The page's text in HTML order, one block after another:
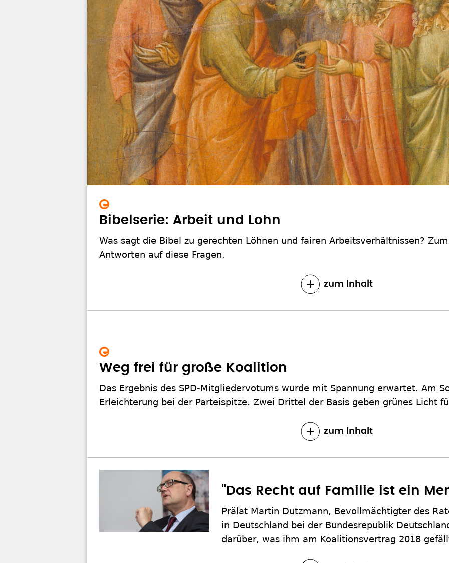
Bibelserie: Arbeit und Lohn
Was sagt die Bibel zu gerechten Löhnen und fairen Arbeitsverhältnissen?
Antworten auf diese Fragen.
zum Inhalt
Weg frei für große Koalition
Das Ergebnis des SPD-Mitgliedervotums wurde mit Spannung erwartet. Am
Erleichterung bei der Parteispitze. Zwei Drittel der Basis geben grünes Licht
zum Inhalt
"Das Recht auf Familie ist ein
Prälat Martin Dutzmann, Bevollmächtigter des
in Deutschland bei der Bundesrepublik
darüber, was ihm am Koalitionsvertrag 2018